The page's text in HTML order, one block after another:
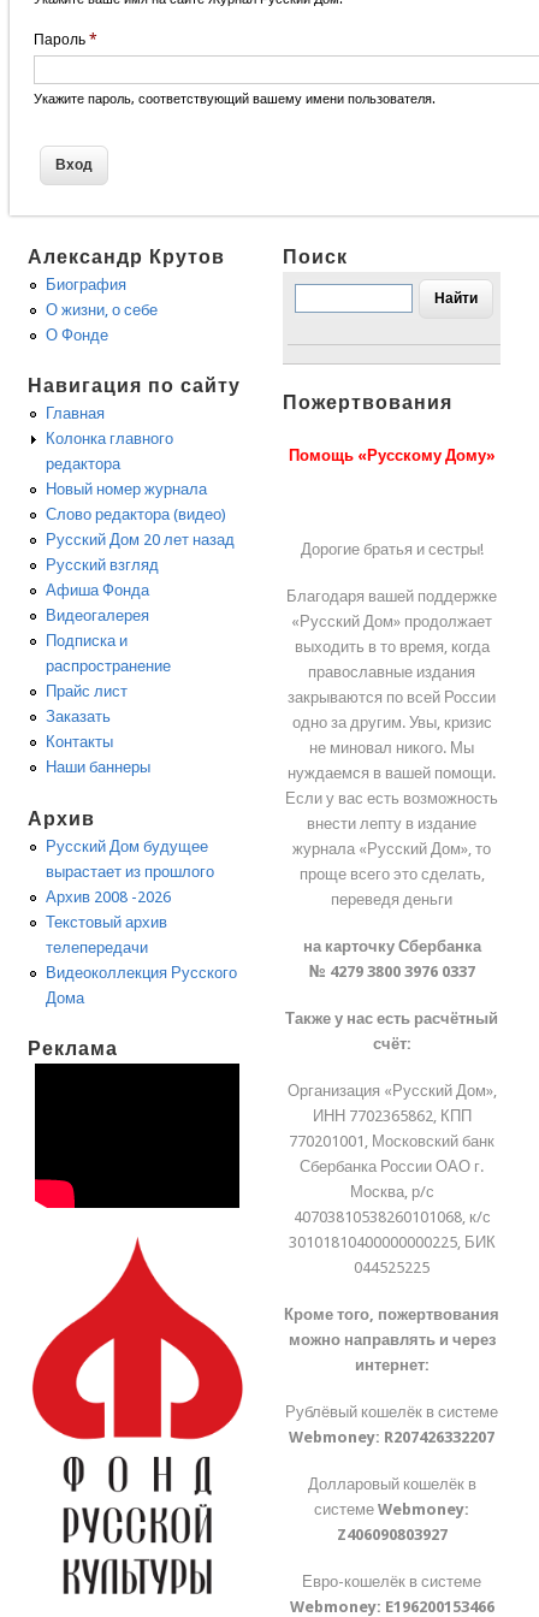
Пароль *
Укажите пароль, соответствующий вашему имени пользователя.
Александр Крутов
Биография
О жизни, о себе
О Фонде
Навигация по сайту
Главная
Колонка главного
редактора
Новый номер журнала
Слово редактора (видео)
Русский Дом 20 лет назад
Русский взгляд
Афиша Фонда
Видеогалерея
Подписка и
распространение
Прайс лист
Заказать
Контакты
Наши баннеры
Архив
Русский Дом будущее
вырастает из прошлого
Архив 2008 -2026
Текстовый архив
телепередачи
Видеоколлекция Русского
Дома
Реклама
Поиск
Пожертвования
Помощь «Русскому Дому»
Дорогие братья и сестры!
Благодаря вашей поддержке
«Русский Дом» продолжает
выходить в то время, когда
православные издания
закрываются по всей России
одно за другим. Увы, кризис
не миновал никого. Мы
нуждаемся в вашей помощи.
Если у вас есть возможность
внести лепту в издание
журнала «Русский Дом», то
проще всего это сделать,
переведя деньги
на карточку Сбербанка
№ 4279 3800 3976 0337
Также у нас есть расчётный
счёт:
Организация «Русский Дом»,
ИНН 7702365862, КПП
770201001, Московский банк
Сбербанка России ОАО г.
Москва, р/с
40703810538260101068, к/с
30101810400000000225, БИК
044525225
Кроме того, пожертвования
можно направлять и через
интернет:
Рублёвый кошелёк в системе
Webmoney: R207426332207
Долларовый кошелёк в
системеWebmoney:
Z406090803927
Евро-кошелёк в системе
Webmoney: E196200153466